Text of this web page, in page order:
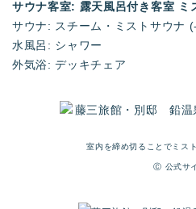
サウナ客室: 露天風呂付き客室 ミ
サウナ: スチーム・ミストサウナ
水風呂: シャワー
外気浴: デッキチェア
室内を締め切ることでミス
Ⓒ 公式サ